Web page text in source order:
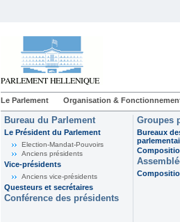
Le Parlement Organisation &
Bureau du Parlement
Le Président du Parlement
Election-Mandat-Pouvoirs
Anciens présidents
Vice-présidents
Anciens vice-présidents
Questeurs et secrétaires
Conférence des présidents
Groupes
Bureaux